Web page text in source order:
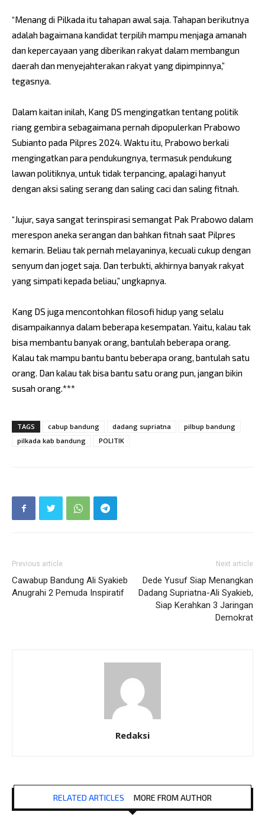
“Menang di Pilkada itu tahapan awal saja. Tahapan berikutnya
adalah bagaimana kandidat terpilih mampu menjaga amanah
dan kepercayaan yang diberikan rakyat dalam membangun
daerah dan menyejahterakan rakyat yang dipimpinnya,”
tegasnya.
Dalam kaitan inilah, Kang DS mengingatkan tentang politik
riang gembira sebagaimana pernah dipopulerkan Prabowo
Subianto pada Pilpres 2024. Waktu itu, Prabowo berkali
mengingatkan para pendukungnya, termasuk pendukung
lawan politiknya, untuk tidak terpancing, apalagi hanyut
dengan aksi saling serang dan saling caci dan saling fitnah.
“Jujur, saya sangat terinspirasi semangat Pak Prabowo dalam
merespon aneka serangan dan bahkan fitnah saat Pilpres
kemarin. Beliau tak pernah melayaninya, kecuali cukup dengan
senyum dan joget saja. Dan terbukti, akhirnya banyak rakyat
yang simpati kepada beliau,” ungkapnya.
Kang DS juga mencontohkan filosofi hidup yang selalu
disampaikannya dalam beberapa kesempatan. Yaitu, kalau tak
bisa membantu banyak orang, bantulah beberapa orang.
Kalau tak mampu bantu bantu beberapa orang, bantulah satu
orang. Dan kalau tak bisa bantu satu orang pun, jangan bikin
susah orang.***
TAGS cabup bandung dadang supriatna
pilbup bandung
pilkada kab bandung
POLITIK
Previous article
Cawabup Bandung Ali Syakieb
Anugrahi 2 Pemuda Inspiratif
Next article
Dede Yusuf Siap Menangkan
Dadang Supriatna-Ali Syakieb,
Siap Kerahkan 3 Jaringan
Demokrat
Redaksi
RELATED ARTICLES MORE FROM AUTHOR